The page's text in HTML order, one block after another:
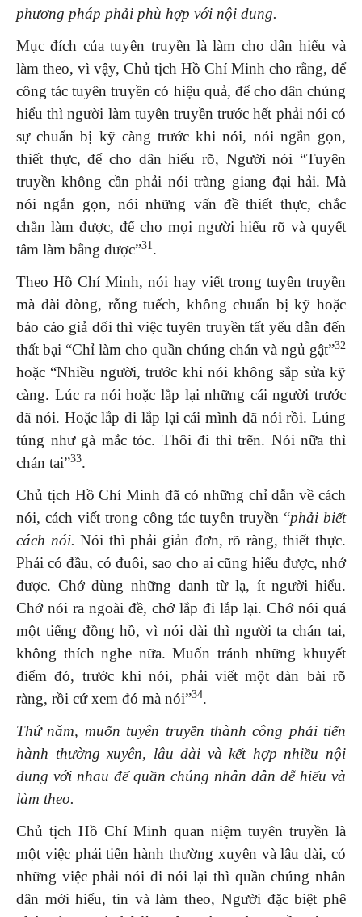
phương pháp phải phù hợp với nội dung.
Mục đích của tuyên truyền là làm cho dân hiểu và
làm theo, vì vậy, Chủ tịch Hồ Chí Minh cho rằng, để
công tác tuyên truyền có hiệu quả, để cho dân chúng
hiểu thì người làm tuyên truyền trước hết phải nói có
sự chuẩn bị kỹ càng trước khi nói, nói ngắn gọn,
thiết thực, để cho dân hiểu rõ, Người nói “Tuyên
truyền không cần phải nói tràng giang đại hải. Mà
nói ngắn gọn, nói những vấn đề thiết thực, chắc
chắn làm được, để cho mọi người hiểu rõ và quyết
tâm làm bằng được”31.
Theo Hồ Chí Minh, nói hay viết trong tuyên truyền
mà dài dòng, rỗng tuếch, không chuẩn bị kỹ hoặc
báo cáo giả dối thì việc tuyên truyền tất yếu dẫn đến
thất bại “Chỉ làm cho quần chúng chán và ngủ gật”32
hoặc “Nhiều người, trước khi nói không sắp sửa kỹ
càng. Lúc ra nói hoặc lắp lại những cái người trước
đã nói. Hoặc lắp đi lắp lại cái mình đã nói rồi. Lúng
túng như gà mắc tóc. Thôi đi thì trẽn. Nói nữa thì
chán tai”33.
Chủ tịch Hồ Chí Minh đã có những chỉ dẫn về cách
nói, cách viết trong công tác tuyên truyền “phải biết
cách nói.Nói thì phải giản đơn, rõ ràng, thiết thực.
Phải có đầu, có đuôi, sao cho ai cũng hiểu được, nhớ
được. Chớ dùng những danh từ lạ, ít người hiểu.
Chớ nói ra ngoài đề, chớ lắp đi lắp lại. Chớ nói quá
một tiếng đồng hồ, vì nói dài thì người ta chán tai,
không thích nghe nữa. Muốn tránh những khuyết
điểm đó, trước khi nói, phải viết một dàn bài rõ
ràng, rồi cứ xem đó mà nói”34.
Thứ năm, muốn tuyên truyền thành công phải tiến
hành thường xuyên, lâu dài và kết hợp nhiều nội
dung với nhau để quần chúng nhân dân dễ hiểu và
làm theo.
Chủ tịch Hồ Chí Minh quan niệm tuyên truyền là
một việc phải tiến hành thường xuyên và lâu dài, có
những việc phải nói đi nói lại thì quần chúng nhân
dân mới hiểu, tin và làm theo, Người đặc biệt phê